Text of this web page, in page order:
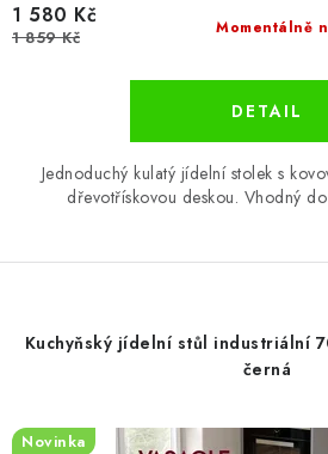
Momentálně
1 580 Kč
1 859 Kč
Jednoduchý kulatý jídelní stolek s
dřevotřískovou deskou. Vhodný
Kuchyňský jídelní stůl industriální
černá
Novinka